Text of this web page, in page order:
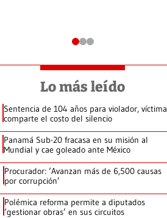
Lo más leído
Sentencia de 104 años para violador, víctima
comparte el costo del silencio
Panamá Sub-20 fracasa en su misión al
Mundial y cae goleado ante México
Procurador: ‘Avanzan más de 6,500 causas
por corrupción’
Polémica reforma permite a diputados
‘gestionar obras’ en sus circuitos